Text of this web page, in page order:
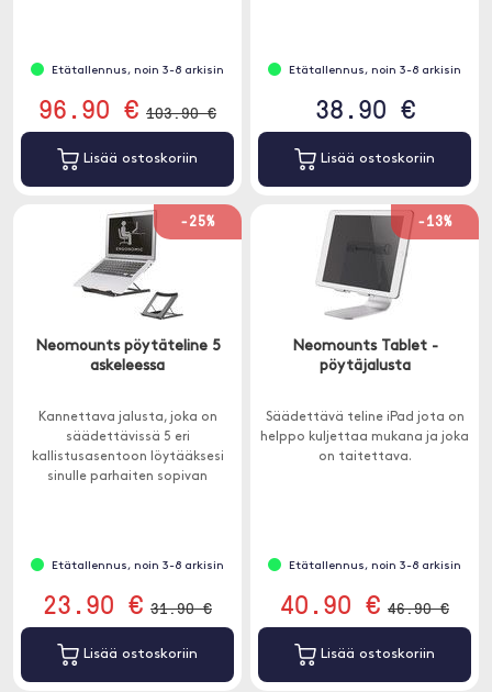
Etätallennus, noin 3-8 arkisin
96.90 € 103.90 €
Lisää ostoskoriin
Etätallennus, noin 3-8 arkisin
38.90 €
Lisää ostoskoriin
-25%
Neomounts pöytäteline 5
askeleessa
Kannettava jalusta, joka on
säädettävissä 5 eri
kallistusasentoon löytääksesi
sinulle parhaiten sopivan
Etätallennus, noin 3-8 arkisin
23.90 € 31.90 €
Lisää ostoskoriin
-13%
Neomounts Tablet -
pöytäjalusta
Säädettävä teline iPad jota on
helppo kuljettaa mukana ja joka
on taitettava.
Etätallennus, noin 3-8 arkisin
40.90 € 46.90 €
Lisää ostoskoriin